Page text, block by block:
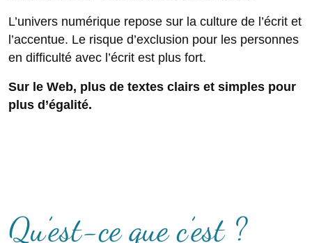
L’univers numérique repose sur la culture de l’écrit et
l’accentue. Le risque d’exclusion pour les personnes
en difficulté avec l’écrit est plus fort.
Sur le Web, plus de textes clairs et simples pour
plus d’égalité.
Qu’est-ce que c’est ?